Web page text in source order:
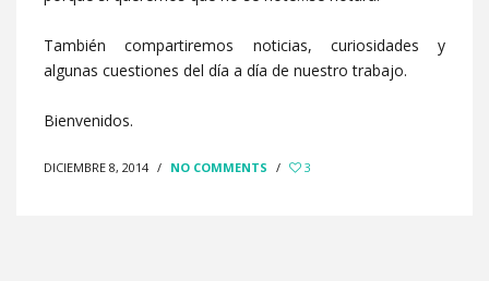
También compartiremos noticias, curiosidades y
algunas cuestiones del día a día de nuestro trabajo.
Bienvenidos.
DICIEMBRE 8, 2014 / NO COMMENTS / 3